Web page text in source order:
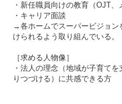
・新任職員向けの教育（OJT、
・キャリア面談
→各ホームでスーパービジョン
けられるよう取り組んでいる。
［求める人物像］
・法人の理念（地域が子育て
りつづける）に共感できる方